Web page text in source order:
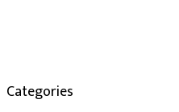
Categories